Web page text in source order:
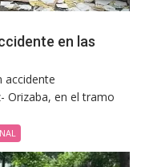
en las
accidente
Orizaba, en el tramo